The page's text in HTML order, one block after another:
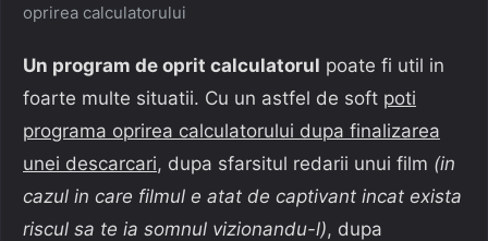
oprirea calculatorului
Un program de oprit calculatorul poate fi util in
foarte multe situatii. Cu un astfel de soft poti
programa oprirea calculatorului dupa finalizarea
unei descarcari, dupa sfarsitul redarii unui film (in
cazul in care filmul e atat de captivant incat exista
riscul sa te ia somnul vizionandu-l), dupa